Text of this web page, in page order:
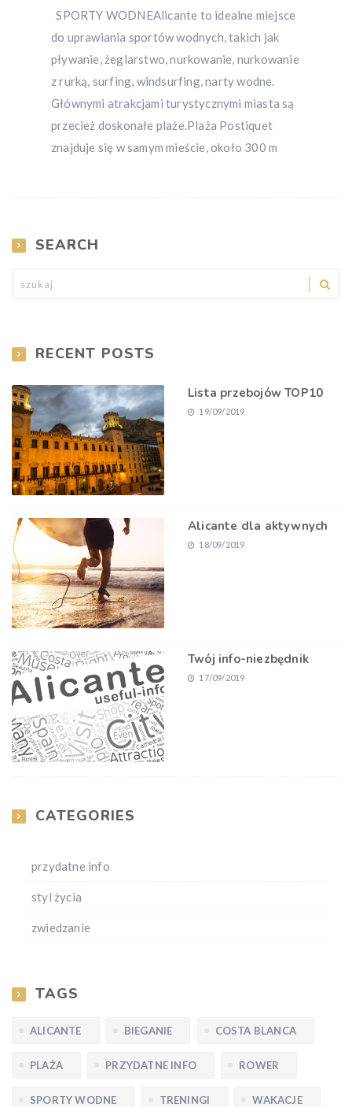
SPORTY WODNEAlicante to idealne miejsce
do uprawiania sportów wodnych, takich jak
pływanie, żeglarstwo, nurkowanie, nurkowanie
z rurką, surfing, windsurfing, narty wodne.
Głównymi atrakcjami turystycznymi miasta są
przecież doskonałe plaże.Plaża Postiquet
znajduje się w samym mieście, około 300 m
SEARCH
RECENT POSTS
Lista przebojów TOP10
19/09/2019
Alicante dla aktywnych
18/09/2019
Twój info-niezbędnik
17/09/2019
CATEGORIES
przydatne info
styl życia
zwiedzanie
TAGS
ALICANTE BIEGANIE COSTA BLANCA
PLAŻA PRZYDATNE INFO ROWER
SPORTY WODNE TRENINGI WAKACJE